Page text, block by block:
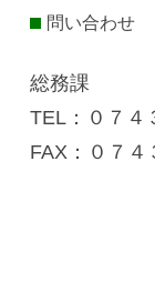
問い合わせ
総務課
TEL：０７４
FAX：０７４